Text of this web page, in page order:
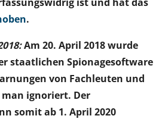
.
Am 20. April 2018 wurde
staatlichen Spionagesoftware
von Fachleuten und
ignoriert. Der
somit ab 1. April 2020